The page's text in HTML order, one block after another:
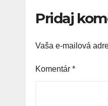
Pridaj
Vaša e-mailová
Komentár *